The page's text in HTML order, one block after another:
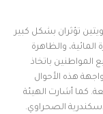
تؤثران بشكل كبير
والظاهرة
المواطنين باتخاذ
هذه الأحوال
كما أشارت الهيئة
الصحراوي.